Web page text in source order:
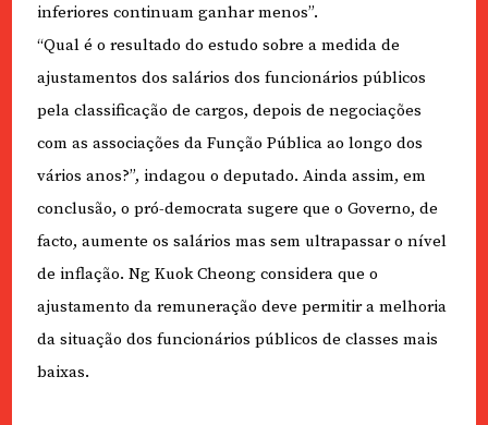
inferiores continuam ganhar menos”.
“Qual é o resultado do estudo sobre a medida de
ajustamentos dos salários dos funcionários públicos
pela classificação de cargos, depois de negociações
com as associações da Função Pública ao longo dos
vários anos?”, indagou o deputado. Ainda assim, em
conclusão, o pró-democrata sugere que o Governo, de
facto, aumente os salários mas sem ultrapassar o nível
de inflação. Ng Kuok Cheong considera que o
ajustamento da remuneração deve permitir a melhoria
da situação dos funcionários públicos de classes mais
baixas.